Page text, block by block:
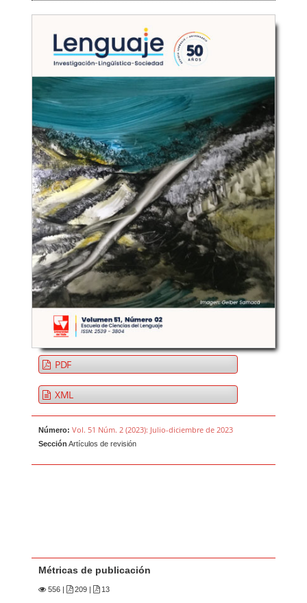
PDF
XML
Número: Vol. 51 Núm. 2 (2023): Julio-diciembre de 2023
Sección Artículos de revisión
Métricas de publicación
556 | 209 | 13